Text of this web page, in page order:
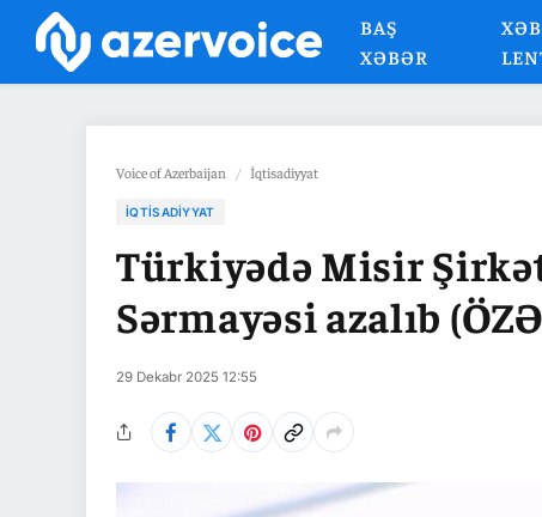
BAŞ
XƏBƏR
Voice of Azerbaijan / İqtisadiyyat
İQTISADIYYAT
Türkiyədə Misir
Sərmayəsi azalıb
29 Dekabr 2025 12:55